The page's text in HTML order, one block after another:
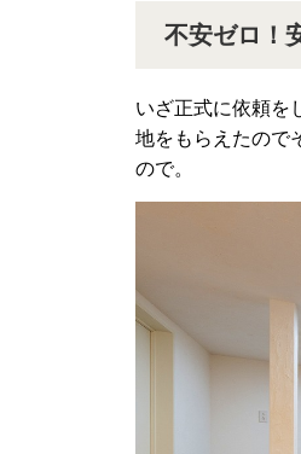
不安ゼロ！
いざ正式に依頼を
地をもらえたので
ので。